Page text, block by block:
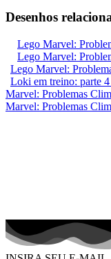
Desenhos
Lego Marvel:
Lego Marvel:
Lego Marvel:
Loki em treino: parte
Marvel: Problemas
Marvel: Problemas